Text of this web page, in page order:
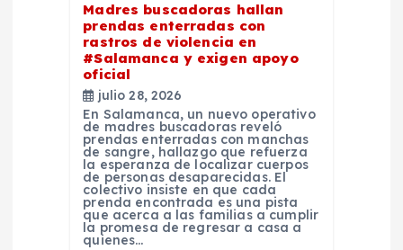
Madres buscadoras hallan
prendas enterradas con
rastros de violencia en
#Salamanca y exigen apoyo
oficial
julio 28, 2026
En Salamanca, un nuevo operativo
de madres buscadoras reveló
prendas enterradas con manchas
de sangre, hallazgo que refuerza
la esperanza de localizar cuerpos
de personas desaparecidas. El
colectivo insiste en que cada
prenda encontrada es una pista
que acerca a las familias a cumplir
la promesa de regresar a casa a
quienes…